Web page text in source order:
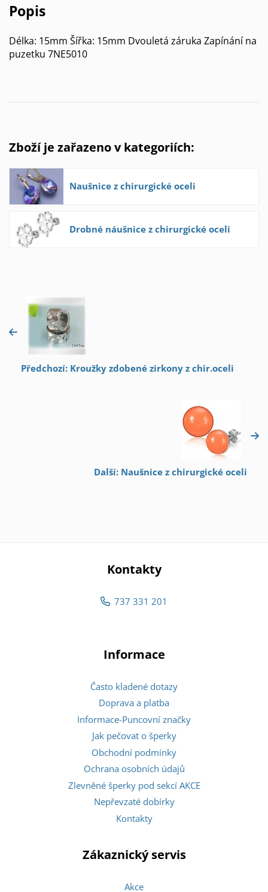
Popis
Délka: 15mm Šířka: 15mm Dvouletá záruka Zapínání na
puzetku 7NE5010
Zboží je zařazeno v kategoriích:
Naušnice z chirurgické oceli
Drobné náušnice z chirurgické oceli
Předchozí: Kroužky zdobené zirkony z chir.oceli
Další: Naušnice z chirurgické oceli
Kontakty
737 331 201
Informace
Často kladené dotazy
Doprava a platba
Informace-Puncovní značky
Jak pečovat o šperky
Obchodní podmínky
Ochrana osobních údajů
Zlevněné šperky pod sekcí AKCE
Nepřevzaté dobírky
Kontakty
Zákaznický servis
Akce